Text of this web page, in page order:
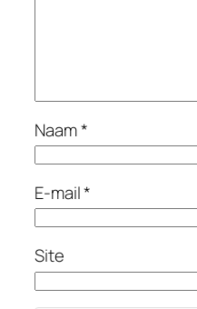
Naam*
E-mail*
Site